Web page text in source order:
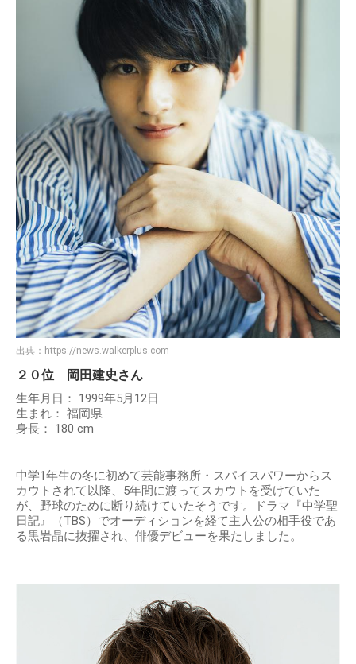
出典： https://news.walkerplus.com
２０位 岡田建史さん
生年月日： 1999年5月12日
生まれ： 福岡県
身長： 180 cm
中学1年生の冬に初めて芸能事務所・スパイスパワーからス
カウトされて以降、5年間に渡ってスカウトを受けていた
が、野球のために断り続けていたそうです。ドラマ『中学聖
日記』（TBS）でオーディションを経て主人公の相手役であ
る黒岩晶に抜擢され、俳優デビューを果たしました。